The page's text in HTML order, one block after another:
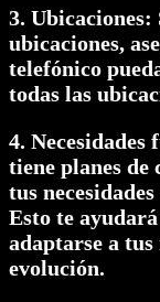
3.
ubicaciones,
telefónico
todas las
4.
tiene planes de
tus
Esto te
adaptarse a tus
evolución.